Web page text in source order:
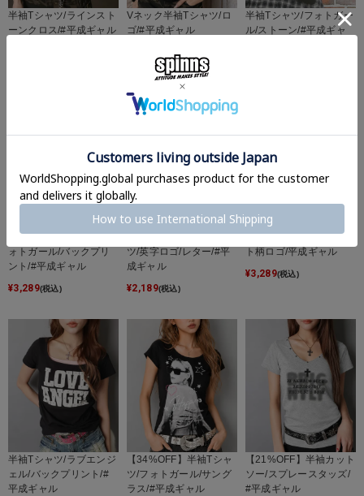
半袖Tシャツ/ラインスト
ーンクロス/#平成ギャル
Vネック半袖Tシャツ/ロ
ゴ/#平成ギャル
(税込)
半袖Tシャツ/フォトガー
ル/ストーン/#平成ギャ
Vネック半袖Tシャツ/フ
ォトガール/バックプリ
ント/#平成ギャル
¥3,289(税込)
【21%OFF】半袖Tシャ
ツ/英字ロゴ/レター/#平
成ギャル
¥2,189(税込)
半袖Vネックニット/ドッ
ト柄ロゴ/平成ギャル
¥3,289(税込)
半袖Tシャツ/ラブエンジ
ェル/バックプリント/#
平成ギャル
【34%OFF】半袖Tシャ
ツ/フォトガール/サング
ラス/#平成ギャル
【21%OFF】半袖カット
ソー/スプレースタッズ/
#平成ギャル